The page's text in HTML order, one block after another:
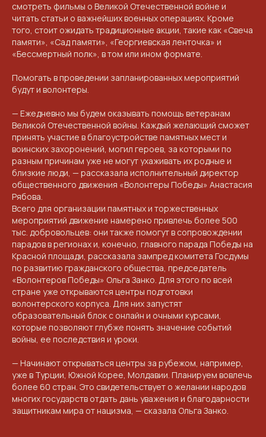
смотреть фильмы о Великой Отечественной войне и
читать статьи о важнейших военных операциях. Кроме
того, стоит ожидать традиционные акции, такие как «Свеча
памяти», «Сад памяти», «Георгиевская ленточка» и
«Бессмертный полк», в том или ином формате.
Помогать в проведении запланированных мероприятий
будут и волонтеры.
— Ежедневно мы будем оказывать помощь ветеранам
Великой Отечественной войны. Каждый желающий сможет
принять участие в благоустройстве памятных мест и
воинских захоронений, могил героев, за которыми по
разным причинам уже не могут ухаживать их родные и
близкие люди, — рассказала исполнительный директор
общественного движения «Волонтеры Победы» Анастасия
Рябова.
Всего для организации памятных и торжественных
мероприятий движение намерено привлечь более 500
тыс. добровольцев: они также помогут в сопровождении
парадов в регионах и, конечно, главного парада Победы на
Красной площади, рассказала зампред комитета Госдумы
по развитию гражданского общества, председатель
«Волонтеров Победы» Ольга Занко. Для этого по всей
стране уже открываются центры подготовки
волонтерского корпуса. Для них запустят
образовательный блок с онлайн и очными курсами,
которые позволяют глубже понять значение событий
войны, ее последствия и уроки.
— Начинают открываться центры за рубежом, например,
уже в Турции, Южной Корее, Молдавии. Планируем вовлечь
более 60 стран. Это свидетельствует о желании народов
многих государств отдать дань уважения и благодарности
защитникам мира от нацизма, — сказала Ольга Занко.